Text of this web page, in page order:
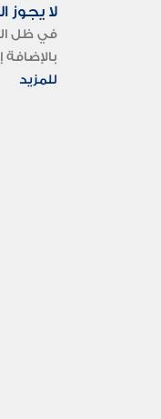
لا
في ظل
للمزيد